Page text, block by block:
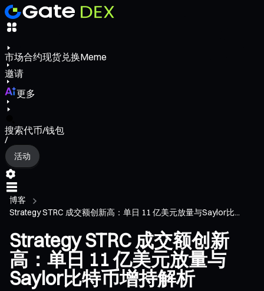
市场合约现货兑换Meme
邀请
更多
搜索代币/钱包
/
活动
博客
Strategy STRC 成交额创新高：单日 11 亿美元放量与Saylor比...
Strategy STRC 成交额创新
高：单日 11 亿美元放量与
Saylor比特币增持解析